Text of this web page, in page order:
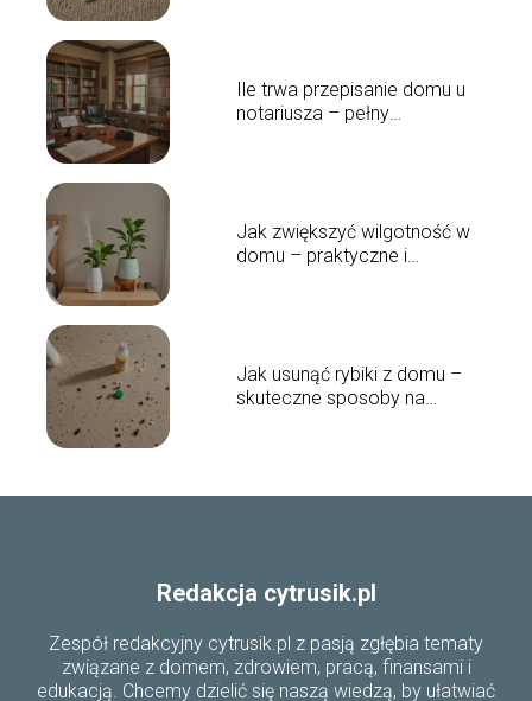
Ile trwa przepisanie domu u
notariusza – pełny
Jak zwiększyć wilgotność w
domu – praktyczne i
Jak usunąć rybiki z domu –
skuteczne sposoby na
Redakcja cytrusik.pl
Zespół redakcyjny cytrusik.pl z pasją zgłębia tematy
związane z domem, zdrowiem, pracą, finansami i
edukacją. Chcemy dzielić się naszą wiedzą, by ułatwiać